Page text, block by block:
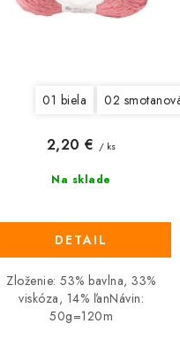
31213 hnedá-petrol 31214
01 biela 02
Na sklade
2,20 € / ks
DETAIL
Zloženie: 53% bavlna, 33%
viskóza, 14% ľanNávin:
50g=120m